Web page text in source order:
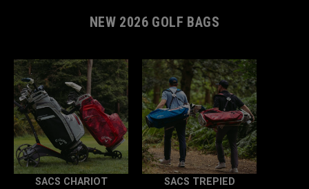
NEW 2026 GOLF BAGS
SACS CHARIOT SACS TREPIED